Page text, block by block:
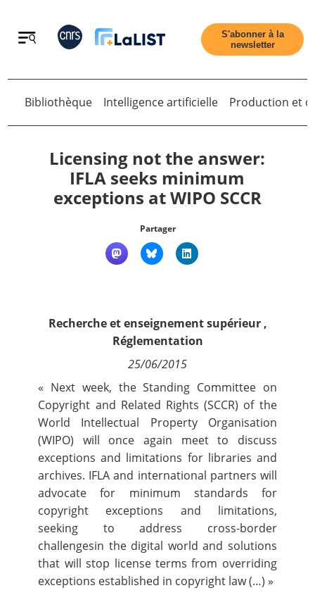
Retour
Accueil
Contact
S'abonner à la
newsletter
Retour
Bibliothèque Intelligence artificielle Production et
Licensing not the answer:
IFLA seeks minimum
exceptions at WIPO SCCR
Partager
Recherche et enseignement supérieur,
Réglementation
25/06/2015
« Next week, the Standing Committee on
Copyright and Related Rights (SCCR) of the
World Intellectual Property Organisation
(WIPO) will once again meet to discuss
exceptions and limitations for libraries and
archives. IFLA and international partners will
advocate for minimum standards for
copyright exceptions and limitations,
seeking to address cross-border
challengesin the digital world and solutions
that will stop license terms from overriding
exceptions established in copyright law (…) »